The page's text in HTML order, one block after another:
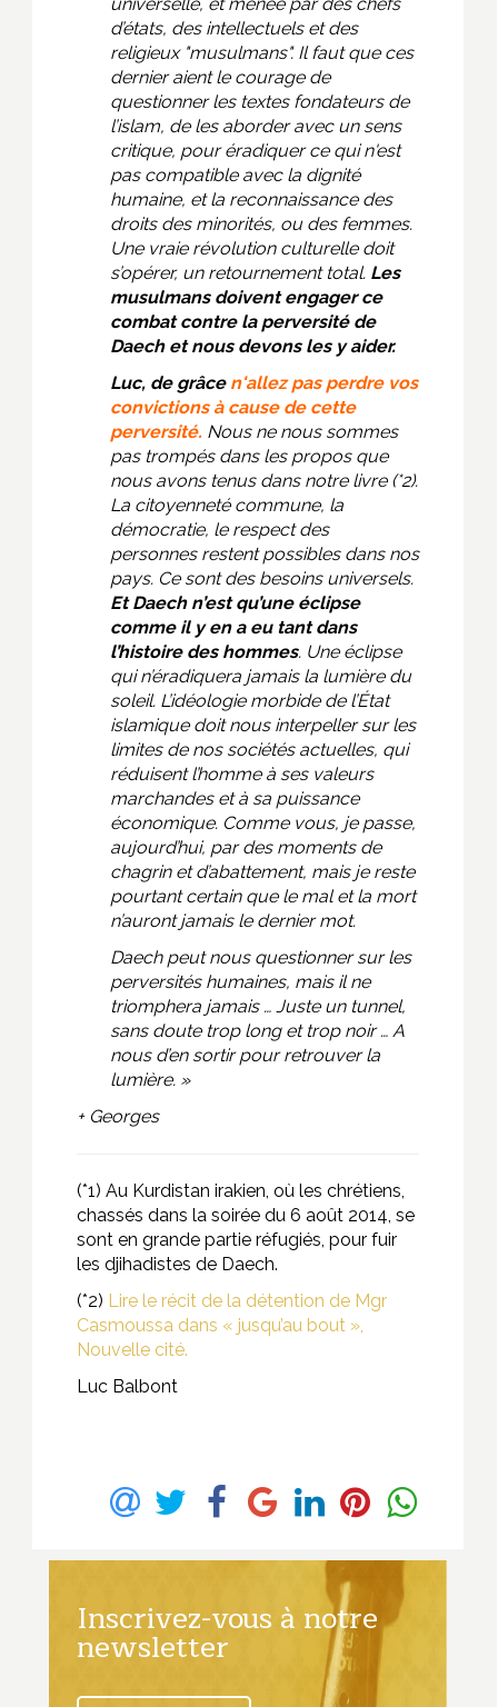
d’états, des intellectuels et des
religieux "musulmans". Il faut que ces
dernier aient le courage de
questionner les textes fondateurs de
l’islam, de les aborder avec un sens
critique, pour éradiquer ce qui n'est
pas compatible avec la dignité
humaine, et la reconnaissance des
droits des minorités, ou des femmes.
Une vraie révolution culturelle doit
s’opérer, un retournement total. Les
musulmans doivent engager ce
combat contre la perversité de
Daech et nous devons les y aider.
Luc, de grâce n'allez pas perdre vos
convictions à cause de cette
perversité. Nous ne nous sommes
pas trompés dans les propos que
nous avons tenus dans notre livre (*2).
La citoyenneté commune, la
démocratie, le respect des
personnes restent possibles dans nos
pays. Ce sont des besoins universels.
Et Daech n’est qu’une éclipse
comme il y en a eu tant dans
l’histoire des hommes. Une éclipse
qui n’éradiquera jamais la lumière du
soleil. L’idéologie morbide de l’État
islamique doit nous interpeller sur les
limites de nos sociétés actuelles, qui
réduisent l’homme à ses valeurs
marchandes et à sa puissance
économique. Comme vous, je passe,
aujourd’hui, par des moments de
chagrin et d’abattement, mais je reste
pourtant certain que le mal et la mort
n’auront jamais le dernier mot.
Daech peut nous questionner sur les
perversités humaines, mais il ne
triomphera jamais … Juste un tunnel,
sans doute trop long et trop noir … A
nous d’en sortir pour retrouver la
lumière. »
+ Georges
(*1) Au Kurdistan irakien, où les chrétiens,
chassés dans la soirée du 6 août 2014, se
sont en grande partie réfugiés, pour fuir
les djihadistes de Daech.
(*2) Lire le récit de la détention de Mgr
Casmoussa dans « jusqu’au bout »,
Nouvelle cité.
Luc Balbont
Inscrivez-vous à notre
newsletter